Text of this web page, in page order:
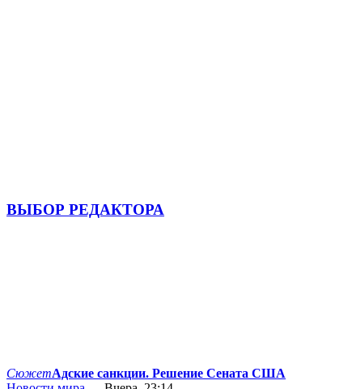
ВЫБОР РЕДАКТОРА
СюжетАдские санкции. Решение Сената США